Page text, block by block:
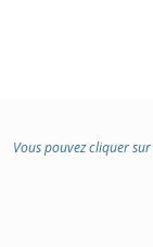
Vous pouvez cliquer